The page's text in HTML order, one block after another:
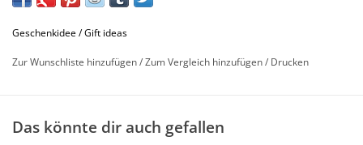
Geschenkidee / Gift ideas
Zur Wunschliste hinzufügen/Zum Vergleich hinzufügen/ Drucken
Das könnte dir auch gefallen